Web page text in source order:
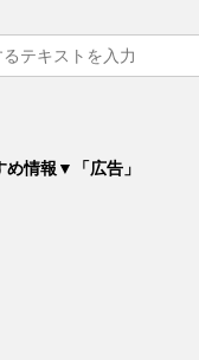
め情報▼「広告」